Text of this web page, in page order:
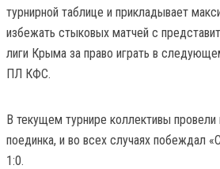
турнирной таблице и прикладывает
избежать стыковых матчей с
лиги Крыма за право играть в
ПЛ КФС.
В текущем турнире коллективы
поединка, и во всех случаях побеждал
1:0.